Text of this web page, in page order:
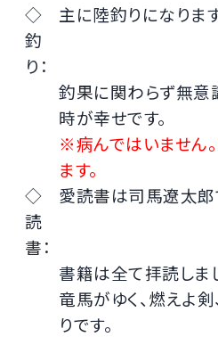
◇
釣
り：
主に陸釣りになります
釣果に関わらず無意
時が幸せです。
※病んではいません
ます。
◇
読
書：
愛読書は司馬遼太郎
書籍は全て拝読しま
竜馬がゆく、燃えよ
りです。